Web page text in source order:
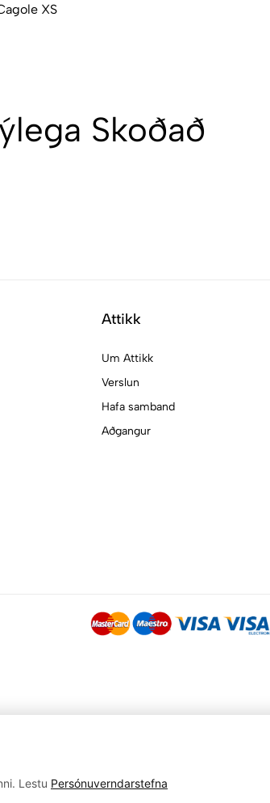
Lestu Persónuverndarstefna
XS
Skoðað
Attikk
Um Attikk
Verslun
Hafa samband
Aðgangur